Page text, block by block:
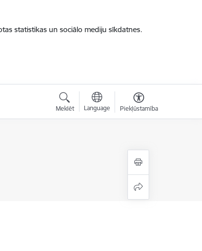
statistikas un sociālo mediju sīkdatnes.
Meklēt Language Piekļūstamība